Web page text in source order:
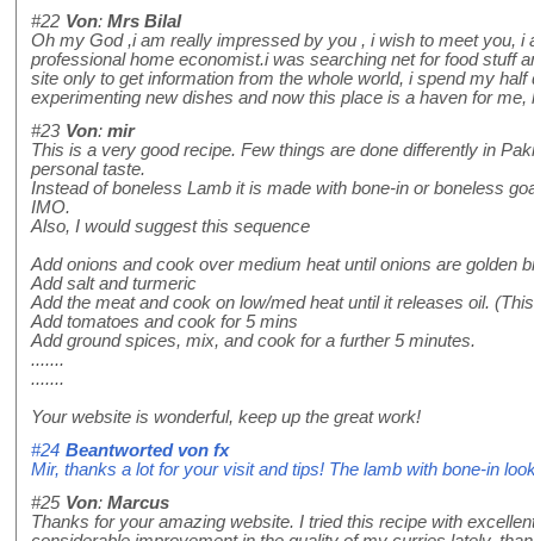
#22 Von: Mrs Bilal
Oh my God ,i am really impressed by you , i wish to meet you,
professional home economist.i was searching net for food stuff
site only to get information from the whole world, i spend my
experimenting new dishes and now this place is a haven for me,
#23 Von: mir
This is a very good recipe. Few things are done differently in
personal taste.
Instead of boneless Lamb it is made with bone-in or boneless
IMO.
Also, I would suggest this sequence
Add onions and cook over medium heat until onions are golden
Add salt and turmeric
Add the meat and cook on low/med heat until it releases oil.
Add tomatoes and cook for 5 mins
Add ground spices, mix, and cook for a further 5 minutes.
.......
.......
Your website is wonderful, keep up the great work!
#24 Beantworted von fx
Mir, thanks a lot for your visit and tips! The lamb with bone-in
#25 Von: Marcus
Thanks for your amazing website. I tried this recipe with